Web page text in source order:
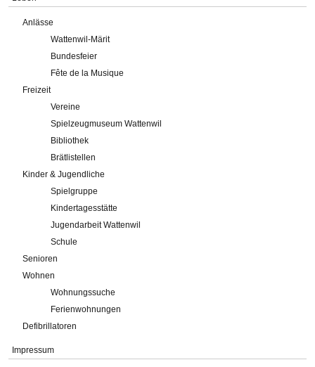
Anlässe
Wattenwil-Märit
Bundesfeier
Fête de la Musique
Freizeit
Vereine
Spielzeugmuseum Wattenwil
Bibliothek
Brätlistellen
Kinder & Jugendliche
Spielgruppe
Kindertagesstätte
Jugendarbeit Wattenwil
Schule
Senioren
Wohnen
Wohnungssuche
Ferienwohnungen
Defibrillatoren
Impressum